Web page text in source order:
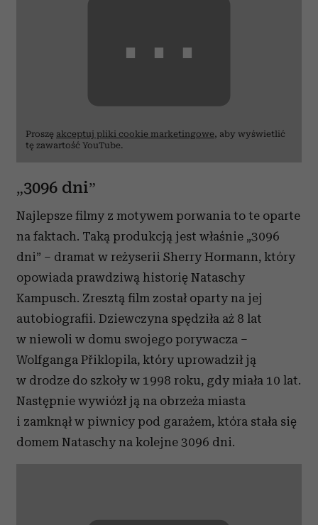
⋯
Proszę akceptuj pliki cookie marketingowe, aby wyświetlić
tę zawartość YouTube.
„3096 dni”
Najlepsze filmy z motywem porwania to te oparte
na faktach. Taką produkcją jest właśnie „3096
dni” – dramat w reżyserii Sherry Hormann, który
opowiada prawdziwą historię Nataschy
Kampusch. Zresztą film został oparty na jej
autobiografii. Dziewczyna spędziła aż 8 lat
w niewoli w domu swojego porywacza –
Wolfganga Přiklopila, który uprowadził ją
w drodze do szkoły w 1998 roku, gdy miała 10 lat.
Następnie wywiózł ją na obrzeża miasta
i zamknął w piwnicy pod garażem, która stała się
domem Nataschy na kolejne 3096 dni.